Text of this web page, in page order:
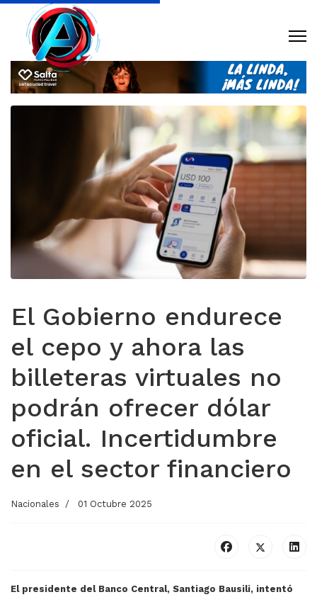
El Gobierno endurece
el cepo y ahora las
billeteras virtuales no
podrán ofrecer dólar
oficial. Incertidumbre
en el sector financiero
Nacionales 01 Octubre 2025
El presidente del Banco Central, Santiago Bausili, intentó